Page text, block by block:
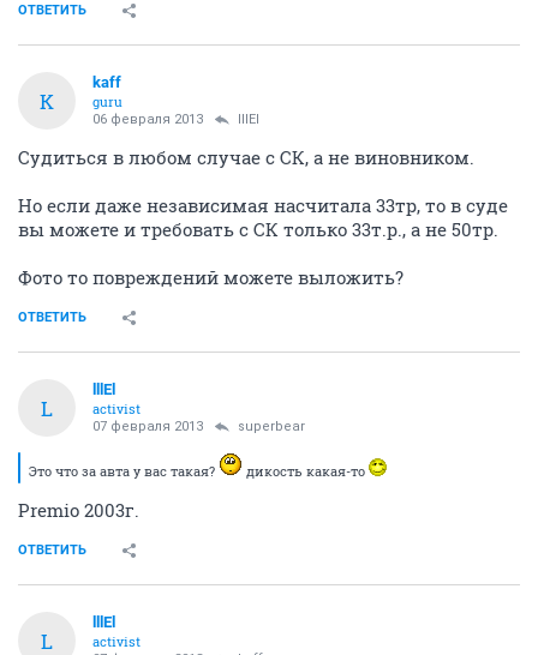
ОТВЕТИТЬ
K
kaff
guru
06 февраля 2013 lllEl
Судиться в любом случае с СК, а не виновником.
Но если даже независимая насчитала 33тр, то в суде
вы можете и требовать с СК только 33т.р., а не 50тр.
Фото то повреждений можете выложить?
ОТВЕТИТЬ
L
lllEl
activist
07 февраля 2013 superbear
Это что за авта у вас такая? дикость какая-то
Premio 2003г.
ОТВЕТИТЬ
L
lllEl
activist